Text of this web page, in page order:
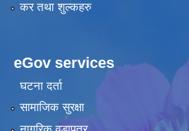
कर तथा शुल्कहरु
eGov services
घटना दर्ता
सामाजिक सुरक्षा